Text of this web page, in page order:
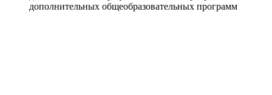
дополнительных общеобразовательных программ